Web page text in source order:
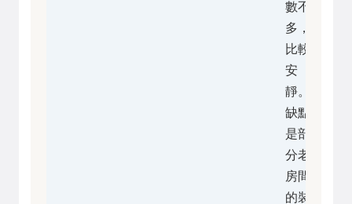
數不
多，
比較
安
靜。
缺點
是部
分老
房間
的裝